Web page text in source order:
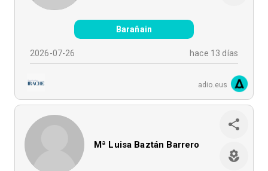
Barañain
2026-07-26 hace 13 días
adio.eus
Mª Luisa Baztán Barrero